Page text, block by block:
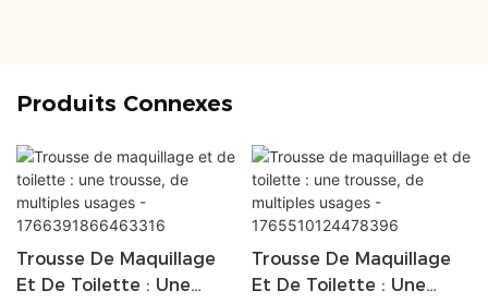
Produits Connexes
Trousse De Maquillage
Et De Toilette : Une
Trousse De Maquillage
Et De Toilette : Une